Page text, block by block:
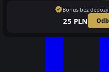
verifiedBonus bez
25 PLN